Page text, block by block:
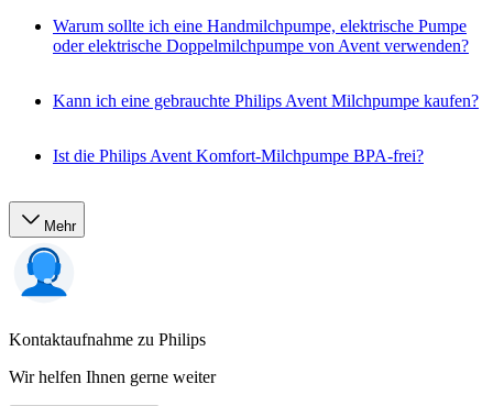
Warum sollte ich eine Handmilchpumpe, elektrische Pumpe
oder elektrische Doppelmilchpumpe von Avent verwenden?
Kann ich eine gebrauchte Philips Avent Milchpumpe kaufen?
Ist die Philips Avent Komfort-Milchpumpe BPA-frei?
Mehr
Kontaktaufnahme zu Philips
Wir helfen Ihnen gerne weiter